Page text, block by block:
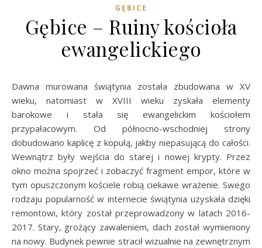
GĘBICE
Gębice – Ruiny kościoła
ewangelickiego
Dawna murowana świątynia została zbudowana w XV
wieku, natomiast w XVIII wieku zyskała elementy
barokowe i stała się ewangelickim kościołem
przypałacowym. Od północno-wschodniej strony
dobudowano kaplicę z kopułą, jakby niepasującą do całości.
Wewnątrz były wejścia do starej i nowej krypty. Przez
okno można spojrzeć i zobaczyć fragment empor, które w
tym opuszczonym kościele robią ciekawe wrażenie. Swego
rodzaju popularność w internecie świątynia uzyskała dzięki
remontowi, który został przeprowadzony w latach 2016-
2017. Stary, grożący zawaleniem, dach został wymieniony
na nowy. Budynek pewnie stracił wizualnie na zewnętrznym